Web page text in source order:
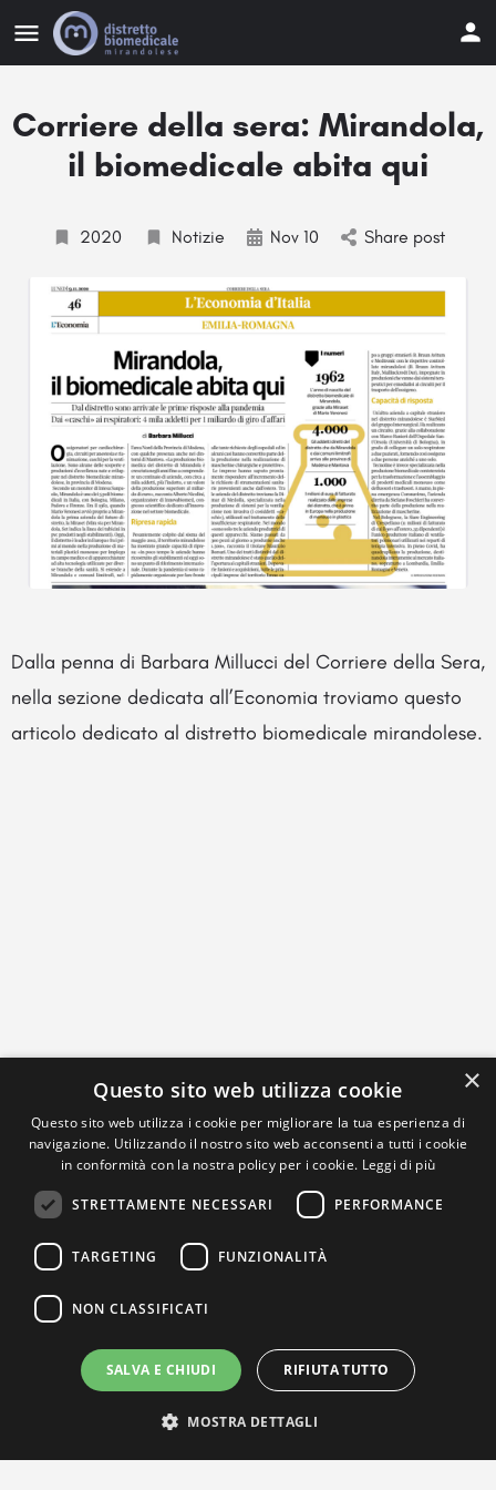
Corriere della sera: Mirandola,
il biomedicale abita qui
2020 Notizie Nov 10 Share post
Dalla penna di Barbara Millucci del Corriere della Sera,
nella sezione dedicata all’Economia troviamo questo
articolo dedicato al distretto biomedicale mirandolese.
×
Questo sito web utilizza cookie
Questo sito web utilizza i cookie per migliorare la tua esperienza di
navigazione. Utilizzando il nostro sito web acconsenti a tutti i cookie
in conformità con la nostra policy per i cookie. Leggi di più
STRETTAMENTE NECESSARI PERFORMANCE
TARGETING FUNZIONALITÀ
NON CLASSIFICATI
SALVA E CHIUDI RIFIUTA TUTTO
MOSTRA DETTAGLI